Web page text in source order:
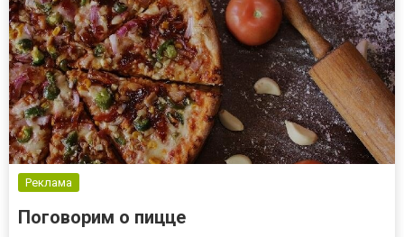
Реклама
Поговорим о пицце